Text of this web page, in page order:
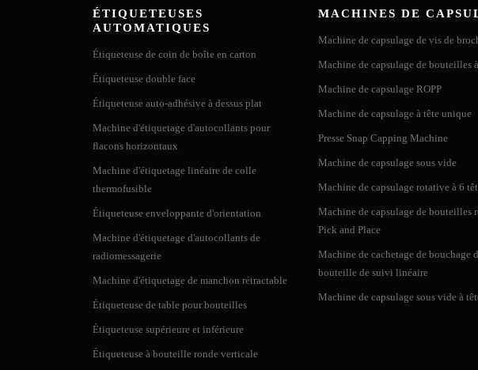
5
Onduleur 1
6
Moteur d'étiquettes en rouleau
7
Motoréducteur d'étiquettes en rouleau
8
moteur de bouteille
9
Motoréducteur bouteille
10
Etiquetage photoélectrique
11
Détection d'étiquette photoélectrique
12
Contrôleur programmable
* Content
VK-T805 Etiqueteuse roulante
Introduction L'étiqueteuse à rouler semi-
plats et incurvés, tels que les boîtes
étiquetage de couverture complète, un
Étiqueteuse de bouteilles rondes
Introduction L'étiqueteuse semi-automatique est
d'un cylindre pour lisser l'étiquette, avec une
applicable aux cylindres et petits...
ÉTIQUETEUSES
AUTOMATIQUES
Étiqueteuse de coin de boîte en carton
Étiqueteuse double face
Étiqueteuse auto-adhésive à dessus plat
Machine d'étiquetage d'autocollants pour
flacons horizontaux
Machine d'étiquetage linéaire de colle
thermofusible
Étiqueteuse enveloppante d'orientation
Machine d'étiquetage d'autocollants de
radiomessagerie
Machine d'étiquetage de manchon rétractable
Étiqueteuse de table pour bouteilles
Étiqueteuse supérieure et inférieure
Étiqueteuse à bouteille ronde verticale
MACHINES DE
Machine de capsulage de vis de
Machine de capsulage de bouteilles
Machine de capsulage ROPP
Machine de capsulage à tête unique
Presse Snap Capping Machine
Machine de capsulage sous vide
Machine de capsulage rotative à 6
Machine de capsulage de bouteilles
Pick and Place
Machine de cachetage de bouchage
bouteille de suivi linéaire
Machine de capsulage sous vide à